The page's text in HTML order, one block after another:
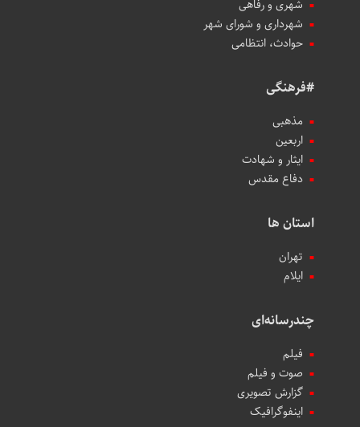
شهری و رفاهی
شهرداری و شورای شهر
حوادث، انتظامی
#فرهنگی
مذهبی
اربعین
ایثار و شهادت
دفاع مقدس
استان ها
تهران
ایلام
چندرسانه‌ای
فیلم
صوت و فیلم
گزارش تصویری
اینفوگرافیک